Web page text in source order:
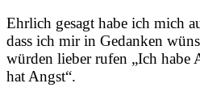
Ehrlich gesagt habe ich mich
dass ich mir in Gedanken
würden lieber rufen „Ich habe
hat Angst“.